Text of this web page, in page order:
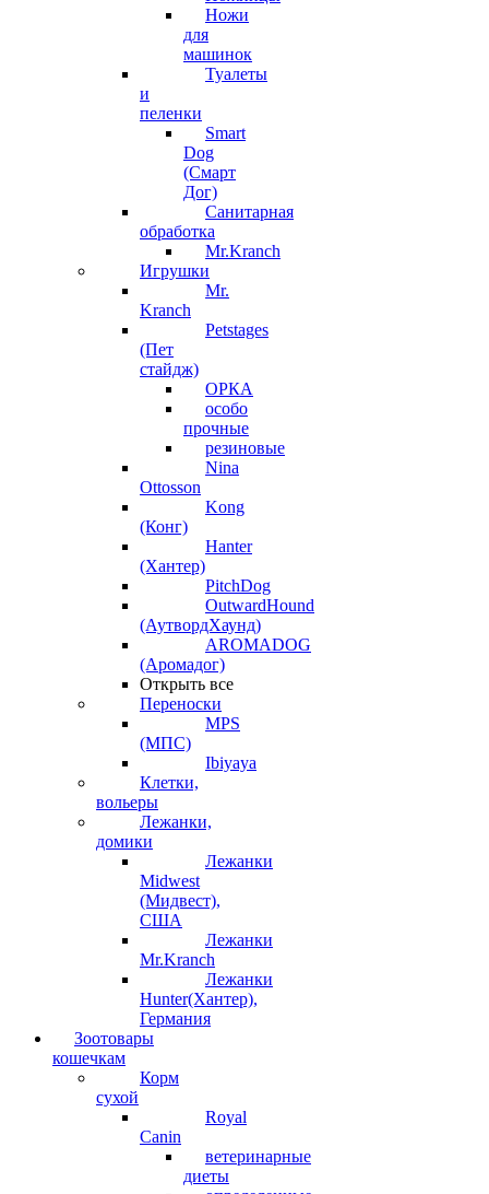
Ножи
для
машинок
Туалеты
и
пеленки
Smart
Dog
(Смарт
Дог)
Санитарная
обработка
Mr.Kranch
Игрушки
Mr.
Kranch
Petstages
(Пет
стайдж)
ОРКА
особо
прочные
резиновые
Nina
Ottosson
Kong
(Конг)
Hanter
(Хантер)
PitchDog
OutwardHound
(АутвордХаунд)
AROMADOG
(Аромадог)
Открыть все
Переноски
MPS
(МПС)
Ibiyaya
Клетки,
вольеры
Лежанки,
домики
Лежанки
Midwest
(Мидвест),
США
Лежанки
Mr.Kranch
Лежанки
Hunter(Хантер),
Германия
Зоотовары
кошечкам
Корм
сухой
Royal
Canin
ветеринарные
диеты